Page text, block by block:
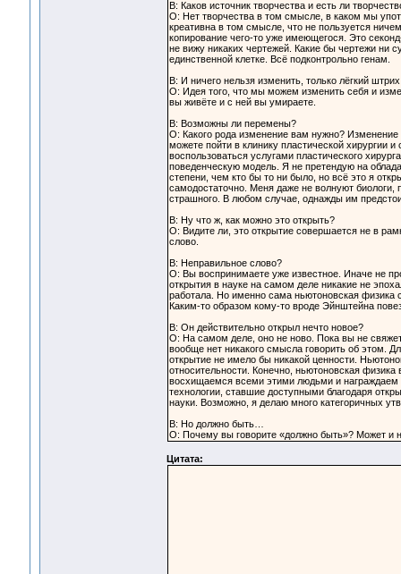
В: Каков источник творчества и есть ли
О: Нет творчества в том смысле, в каком мы
креативна в том смысле, что не пользуется
копирование чего-то уже имеющегося. Это
не вижу никаких чертежей. Какие бы чертежи ни
единственной клетке. Всё подконтрольно генам.
В: И ничего нельзя изменить, только лёгкий
О: Идея того, что мы можем изменить себя и
вы живёте и с ней вы умираете.
В: Возможны ли перемены?
О: Какого рода изменение вам нужно?
можете пойти в клинику пластической хирургии
воспользоваться услугами пластического
поведенческую модель. Я не претендую на
степени, чем кто бы то ни было, но всё это я
самодостаточно. Меня даже не волнуют биологи,
страшного. В любом случае, однажды им
В: Ну что ж, как можно это открыть?
О: Видите ли, это открытие совершается не в
слово.
В: Неправильное слово?
О: Вы воспринимаете уже известное. Иначе не
открытия в науке на самом деле никакие не
работала. Но именно сама ньютоновская физика
Каким-то образом кому-то вроде Эйнштейна
В: Он действительно открыл нечто новое?
О: На самом деле, оно не ново. Пока вы не
вообще нет никакого смысла говорить об этом.
открытие не имело бы никакой ценности.
относительности. Конечно, ньютоновская
восхищаемся всеми этими людьми и награждаем
технологии, ставшие доступными благодаря
науки. Возможно, я делаю много категоричных
В: Но должно быть…
О: Почему вы говорите «должно быть»? Может и
Цитата: